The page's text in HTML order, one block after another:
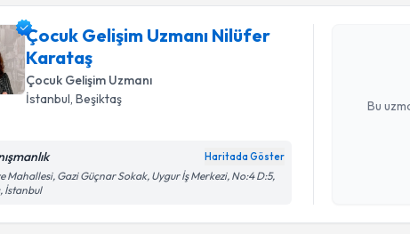
Çocuk Gelişim Uzmanı Nilüfer
Karataş
Çocuk Gelişim Uzmanı
İstanbul, Beşiktaş
Haritada Göster
Mahallesi, Gazi Güçnar Sokak, Uygur İş Merkezi, No:4 D:5,
İstanbul
Bu
Çocuk Gelişim
talebi oluşturun.
Kişisel
Randevu